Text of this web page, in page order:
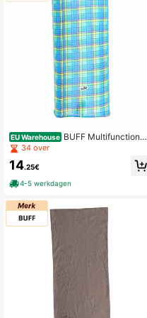
n en andere sporten
EU Warehouse BUFF Multifunctionel
e buisvormige nekwarmer 106000
voor mannen en vrouwen
34 over
14.25€
4-5 werkdagen